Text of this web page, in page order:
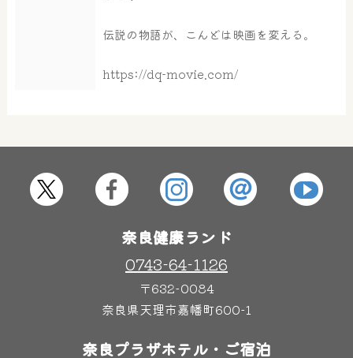
伝説の物語が、こんどは映画を変える。
https://dq-movie.com/
奈良健康ランド
0743-64-1126
〒632-0084
奈良県天理市嘉幡町600-1
奈良プラザホテル・ご宿泊